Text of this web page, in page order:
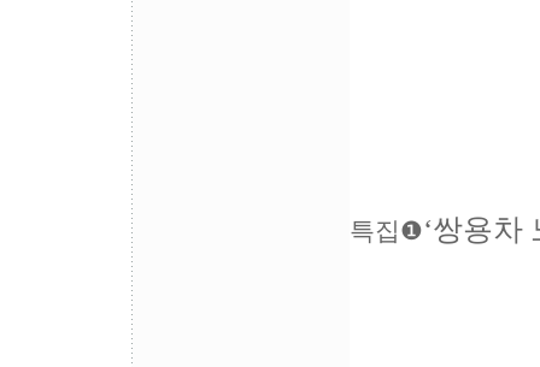
특집❶‘쌍용차